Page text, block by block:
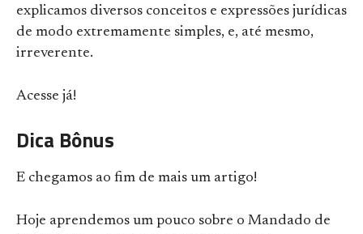
explicamos diversos conceitos e expressões jurídicas
de modo extremamente simples, e, até mesmo,
irreverente.
Acesse já!
Dica Bônus
E chegamos ao fim de mais um artigo!
Hoje aprendemos um pouco sobre o Mandado de